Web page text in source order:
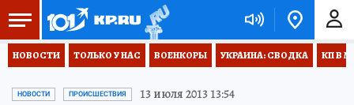
НОВОСТИ ТОЛЬКО У НАС ВОЕНКОРЫ УКРАИНА: СВОДКА КП В
НОВОСТИ ПРОИСШЕСТВИЯ 13 июля 2013 13:54